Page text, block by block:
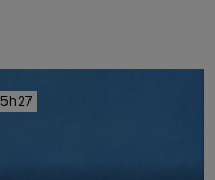
5h27
5h27